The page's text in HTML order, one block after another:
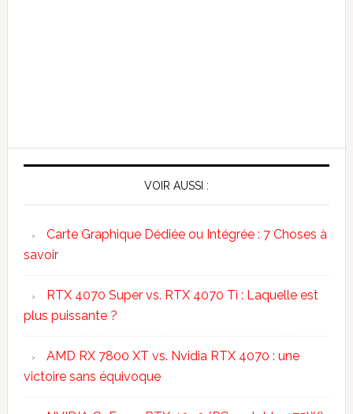
VOIR AUSSI :
Carte Graphique Dédiée ou Intégrée : 7 Choses à
savoir
RTX 4070 Super vs. RTX 4070 Ti : Laquelle est
plus puissante ?
AMD RX 7800 XT vs. Nvidia RTX 4070 : une
victoire sans équivoque